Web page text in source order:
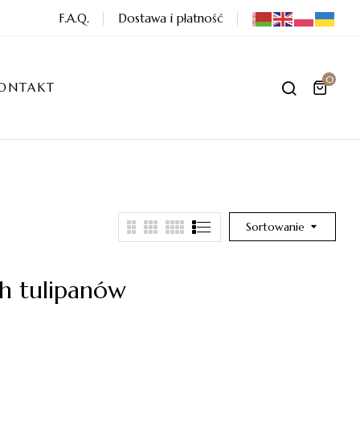
F.A.Q. Dostawa i płatność
0
Sortowanie
tulipanów